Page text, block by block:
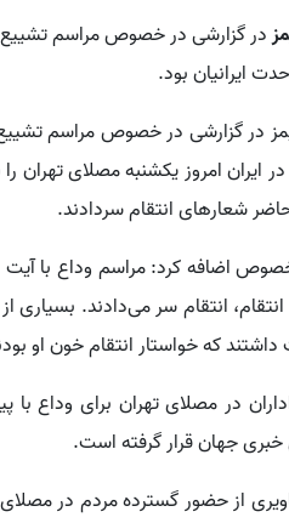
در گزارشی در خصوص مراسم تشییع
ایرانیان بود.
در گزارشی در خصوص مراسم
ایران امروز یکشنبه مصلای تهران
شعارهای انتقام سردادند.
اضافه کرد: مراسم وداع با
انتقام سر می‌دادند. بسیاری
که خواستار انتقام خون او
در مصلای تهران برای وداع با
جهان قرار گرفته است.
از حضور گسترده مردم در